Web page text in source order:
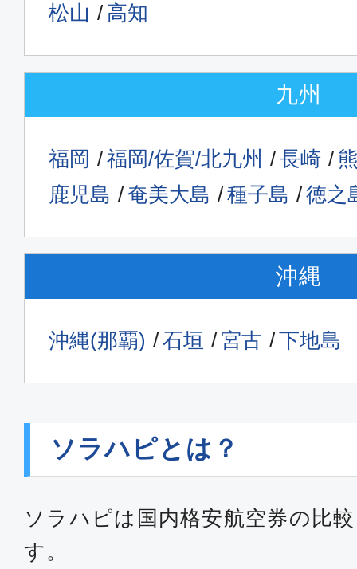
松山 高知
九州
福岡 福岡/佐賀/北九州 長崎
鹿児島
奄美大島 種子島 徳之
沖縄
沖縄(那覇) 石垣 宮古 下地島
ソラハピとは？
ソラハピは国内格安航空券の比
す。